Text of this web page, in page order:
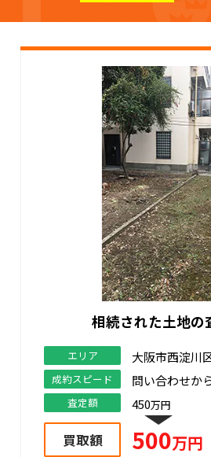
古家付土地の買
エリア 高槻市
成約スピード 問い合わせか
査定額 170万円
買取額 200万円